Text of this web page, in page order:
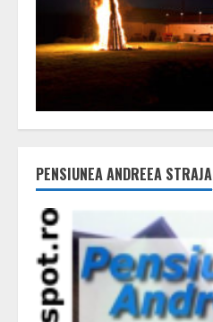
PENSIUNEA ANDREEA STRAJA